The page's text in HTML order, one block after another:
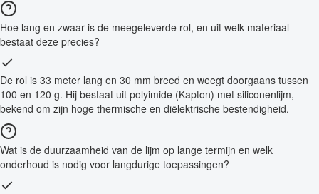
Hoe lang en zwaar is de meegeleverde rol, en uit welk materiaal
bestaat deze precies?
De rol is 33 meter lang en 30 mm breed en weegt doorgaans tussen
100 en 120 g. Hij bestaat uit polyimide (Kapton) met siliconenlijm,
bekend om zijn hoge thermische en diëlektrische bestendigheid.
Wat is de duurzaamheid van de lijm op lange termijn en welk
onderhoud is nodig voor langdurige toepassingen?